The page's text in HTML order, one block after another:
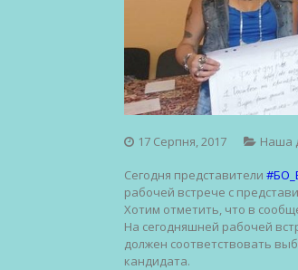
17 Серпня, 2017 Наша
Сегодня представители #
рабочей встрече с
Хотим отметить, что в
На сегодняшней рабочей
должен соответствовать
кандидата.